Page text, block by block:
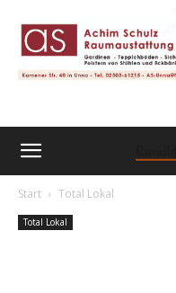
Start Total Lokal
Total Lokal